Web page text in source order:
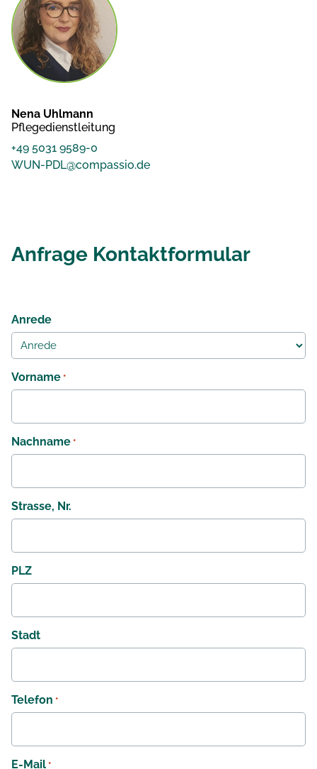
Nena Uhlmann
Pflegedienstleitung
+49 5031 9589-0
WUN-PDL@compassio.de
Anfrage Kontaktformular
Anrede
Vorname *
Nachname *
Strasse, Nr.
PLZ
Stadt
Telefon *
E-Mail *